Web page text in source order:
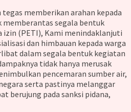
memberikan arahan kepada
segala bentuk
izin (PETI), Kami menindaklanjuti
dan himbauan kepada warga
dalam segala bentuk kegiatan
tidak hanya merusak
pencemaran sumber air,
serta pastinya melanggar
berujung pada sanksi pidana,